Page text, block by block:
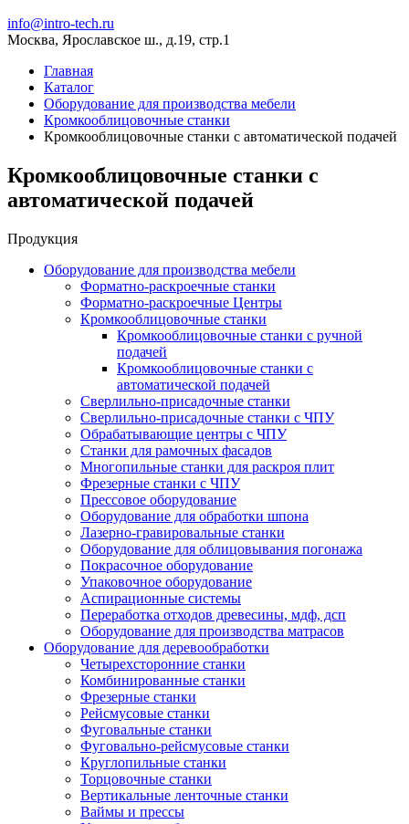
info@intro-tech.ru
Москва, Ярославское ш., д.19, стр.1
Главная
Каталог
Оборудование для производства мебели
Кромкооблицовочные станки
Кромкооблицовочные станки с автоматической подачей
Кромкооблицовочные станки с
автоматической подачей
Продукция
Оборудование для производства мебели
Форматно-раскроечные станки
Форматно-раскроечные Центры
Кромкооблицовочные станки
Кромкооблицовочные станки с ручной
подачей
Кромкооблицовочные станки с
автоматической подачей
Сверлильно-присадочные станки
Сверлильно-присадочные станки с ЧПУ
Обрабатывающие центры с ЧПУ
Станки для рамочных фасадов
Многопильные станки для раскроя плит
Фрезерные станки с ЧПУ
Прессовое оборудование
Оборудование для обработки шпона
Лазерно-гравировальные станки
Оборудование для облицовывания погонажа
Покрасочное оборудование
Упаковочное оборудование
Аспирационные системы
Переработка отходов древесины, мдф, дсп
Оборудование для производства матрасов
Оборудование для деревообработки
Четырехсторонние станки
Комбинированные станки
Фрезерные станки
Рейсмусовые станки
Фуговальные станки
Фуговально-рейсмусовые станки
Круглопильные станки
Торцовочные станки
Вертикальные ленточные станки
Ваймы и прессы